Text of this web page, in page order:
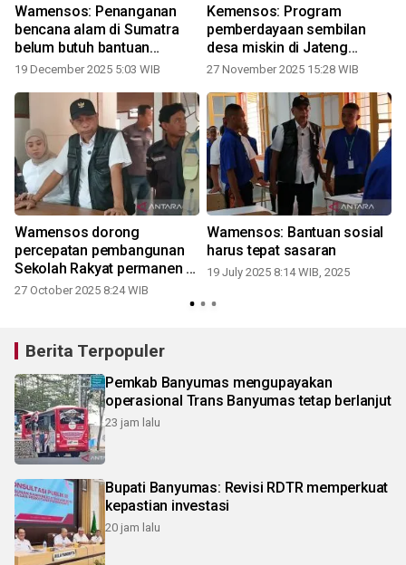
Wamensos: Penanganan
bencana alam di Sumatra
belum butuh bantuan
internasional
19 December 2025 5:03 WIB
Kemensos: Program
pemberdayaan sembilan
desa miskin di Jateng
berjalan bagus
27 November 2025 15:28 WIB
Wamensos dorong
percepatan pembangunan
Sekolah Rakyat permanen di
Magelang
27 October 2025 8:24 WIB
Wamensos: Bantuan sosial
harus tepat sasaran
19 July 2025 8:14 WIB, 2025
Berita Terpopuler
Pemkab Banyumas mengupayakan
operasional Trans Banyumas tetap berlanjut
23 jam lalu
Bupati Banyumas: Revisi RDTR memperkuat
kepastian investasi
20 jam lalu